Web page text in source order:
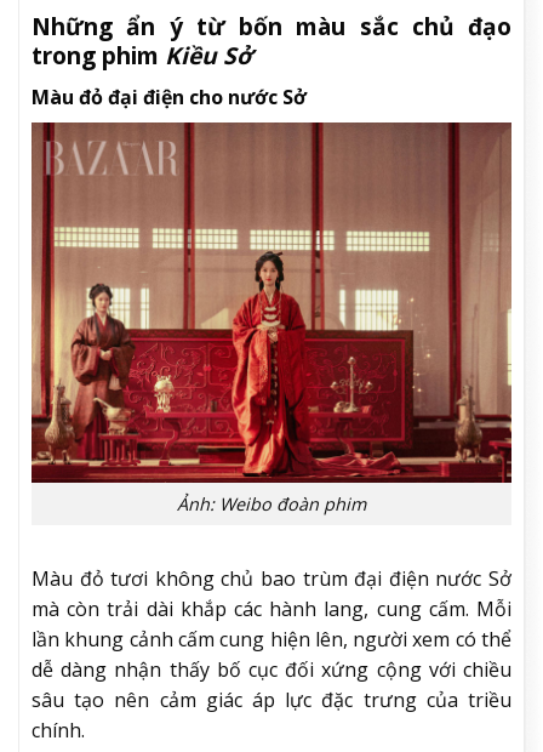
Những ẩn ý từ bốn màu sắc chủ đạo
trong phim Kiều Sở
Màu đỏ đại điện cho nước Sở
Ảnh: Weibo đoàn phim
Màu đỏ tươi không chủ bao trùm đại điện nước Sở
mà còn trải dài khắp các hành lang, cung cấm. Mỗi
lần khung cảnh cấm cung hiện lên, người xem có thể
dễ dàng nhận thấy bố cục đối xứng cộng với chiều
sâu tạo nên cảm giác áp lực đặc trưng của triều
chính.